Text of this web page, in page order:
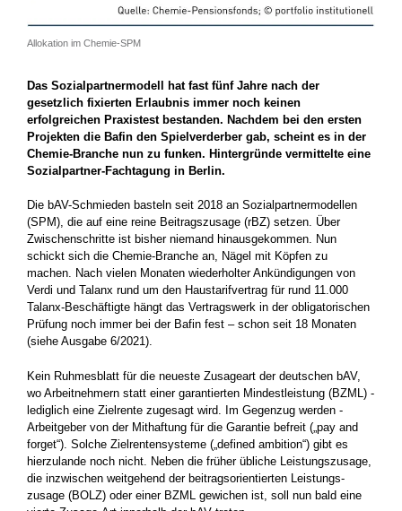
Allokation im Chemie-SPM
Das Sozialpartnermodell hat fast fünf Jahre nach der
gesetzlich ­fixierten Erlaubnis immer noch keinen
erfolgreichen Praxistest ­bestanden. Nachdem bei den ersten
Projekten die Bafin den Spielverderber gab, scheint es in der
Chemie-Branche nun zu funken. Hintergründe vermittelte eine
Sozialpartner-Fachtagung in Berlin.
Die bAV-Schmieden basteln seit 2018 an Sozialpartnermodellen
(SPM), die auf eine reine Beitragszusage (rBZ) setzen. Über
Zwischenschritte ist bisher niemand hinausgekommen. Nun
schickt sich die Chemie-Branche an, Nägel mit Köpfen zu
machen. Nach vielen Monaten wiederholter Ankündigungen von
Verdi und Talanx rund um den Haustarifvertrag für rund 11.000
Talanx-Beschäftigte hängt das Vertragswerk in der obligatorischen
Prüfung noch immer bei der Bafin fest – schon seit 18 Monaten
(siehe Ausgabe 6/2021).
Kein Ruhmesblatt für die neueste Zusageart der deutschen bAV,
wo Arbeitnehmern statt einer garantierten Mindestleistung (BZML) ­
lediglich eine Zielrente zugesagt wird. Im Gegenzug werden ­
Arbeitgeber von der Mithaftung für die Garantie befreit („pay and
forget“). Solche Zielrentensysteme („defined ambition“) gibt es
hierzulande noch nicht. Neben die früher übliche Leistungszusage,
die inzwischen weitgehend der beitragsorientierten Leistungs­
zusage (BOLZ) oder einer BZML gewichen ist, soll nun bald eine